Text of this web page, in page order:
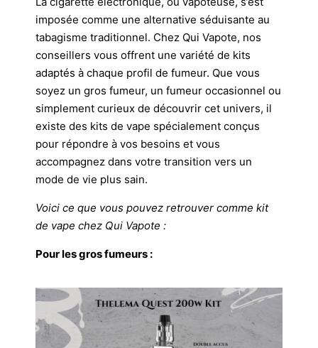
imposée comme une alternative séduisante au
tabagisme traditionnel. Chez Qui Vapote, nos
conseillers vous offrent une variété de kits
adaptés à chaque profil de fumeur. Que vous
soyez un gros fumeur, un fumeur occasionnel ou
simplement curieux de découvrir cet univers, il
existe des kits de vape spécialement conçus
pour répondre à vos besoins et vous
accompagnez dans votre transition vers un
mode de vie plus sain.
Voici ce que vous pouvez retrouver comme kit
de vape chez Qui Vapote :
Pour les gros fumeurs :